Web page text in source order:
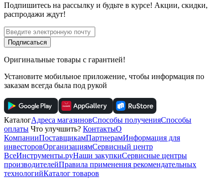
Подпишитесь на рассылку и будьте в курсе! Акции, скидки,
распродажи ждут!
Подписаться
Оригинальные товары с гарантией!
Установите мобильное приложение, чтобы информация по
заказам всегда была под рукой
КаталогАдреса магазиновСпособы полученияСпособы
оплаты Что улучшить? КонтактыО
КомпанииПоставщикамПартнерамИнформация для
инвесторовОрганизациямСервисный центр
ВсеИнструменты.руНаши закупкиСервисные центры
производителейПравила применения рекомендательных
технологийКаталог товаров